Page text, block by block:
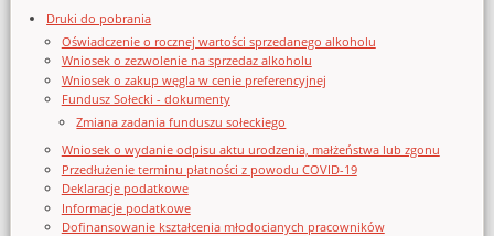
Druki do pobrania
Oświadczenie o rocznej wartości sprzedanego alkoholu
Wniosek o zezwolenie na sprzedaz alkoholu
Wniosek o zakup węgla w cenie preferencyjnej
Fundusz Sołecki - dokumenty
Zmiana zadania funduszu sołeckiego
Wniosek o wydanie odpisu aktu urodzenia, małżeństwa lub zgonu
Przedłużenie terminu płatności z powodu COVID-19
Deklaracje podatkowe
Informacje podatkowe
Dofinansowanie kształcenia młodocianych pracowników